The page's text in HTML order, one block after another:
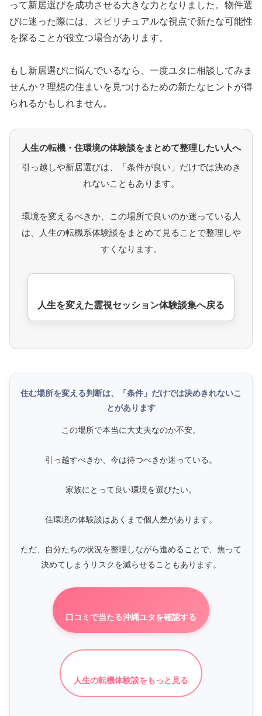
って新居選びを成功させる大きな力となりました。物件選
びに迷った際には、スピリチュアルな視点で新たな可能性
を探ることが役立つ場合があります。
もし新居選びに悩んでいるなら、一度ユタに相談してみま
せんか？理想の住まいを見つけるための新たなヒントが得
られるかもしれません。
人生の転機・住環境の体験談をまとめて整理したい人へ
引っ越しや新居選びは、「条件が良い」だけでは決めき
れないこともあります。
環境を変えるべきか、この場所で良いのか迷っている人
は、人生の転機系体験談をまとめて見ることで整理しや
すくなります。
人生を変えた霊視セッション体験談集へ戻る
住む場所を変える判断は、「条件」だけでは決めきれないこ
とがあります
この場所で本当に大丈夫なのか不安。
引っ越すべきか、今は待つべきか迷っている。
家族にとって良い環境を選びたい。
住環境の体験談はあくまで個人差があります。
ただ、自分たちの状況を整理しながら進めることで、焦って
決めてしまうリスクを減らせることもあります。
口コミで当たる沖縄ユタを確認する
人生の転機体験談をもっと見る